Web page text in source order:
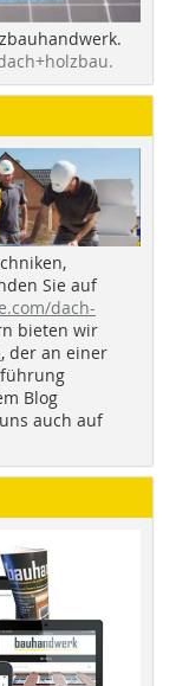
Sie auf
dach-
bieten wir
, der an einer
Blog
auch auf